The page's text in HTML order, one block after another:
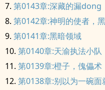
第0143章:深藏的漏dong
第0142章:神明的使者，
第0141章:黑暗领域
第0140章:天渝执法小队
第0139章:橙子，傀儡术
第0138章:别以为一碗面